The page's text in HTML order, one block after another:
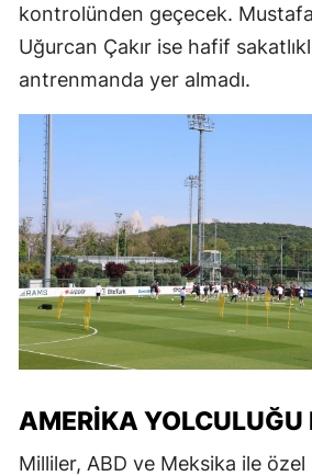
kontrolünden geçecek.
Uğurcan Çakır ise hafif
antrenmanda yer almadı.
AMERIKA YOLCULUĞU
Milliler, ABD ve Meksika ile